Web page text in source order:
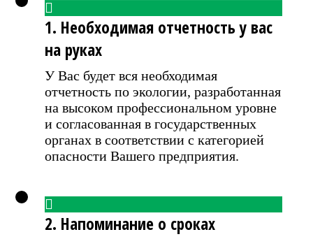
1. Необходимая отчетность у вас
на руках
У Вас будет вся необходимая
отчетность по экологии, разработанная
на высоком профессиональном уровне
и согласованная в государственных
органах в соответствии с категорией
опасности Вашего предприятия.
2. Напоминание о сроках